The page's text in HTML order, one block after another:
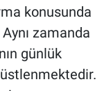
konusunda
zamanda
günlük